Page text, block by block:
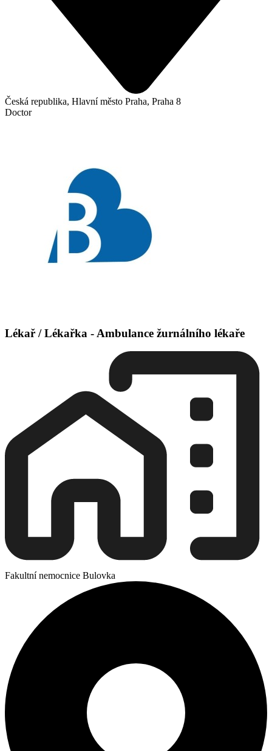
Česká republika, Hlavní město Praha, Praha 8
Doctor
Lékař / Lékařka - Ambulance žurnálního lékaře
Fakultní nemocnice Bulovka